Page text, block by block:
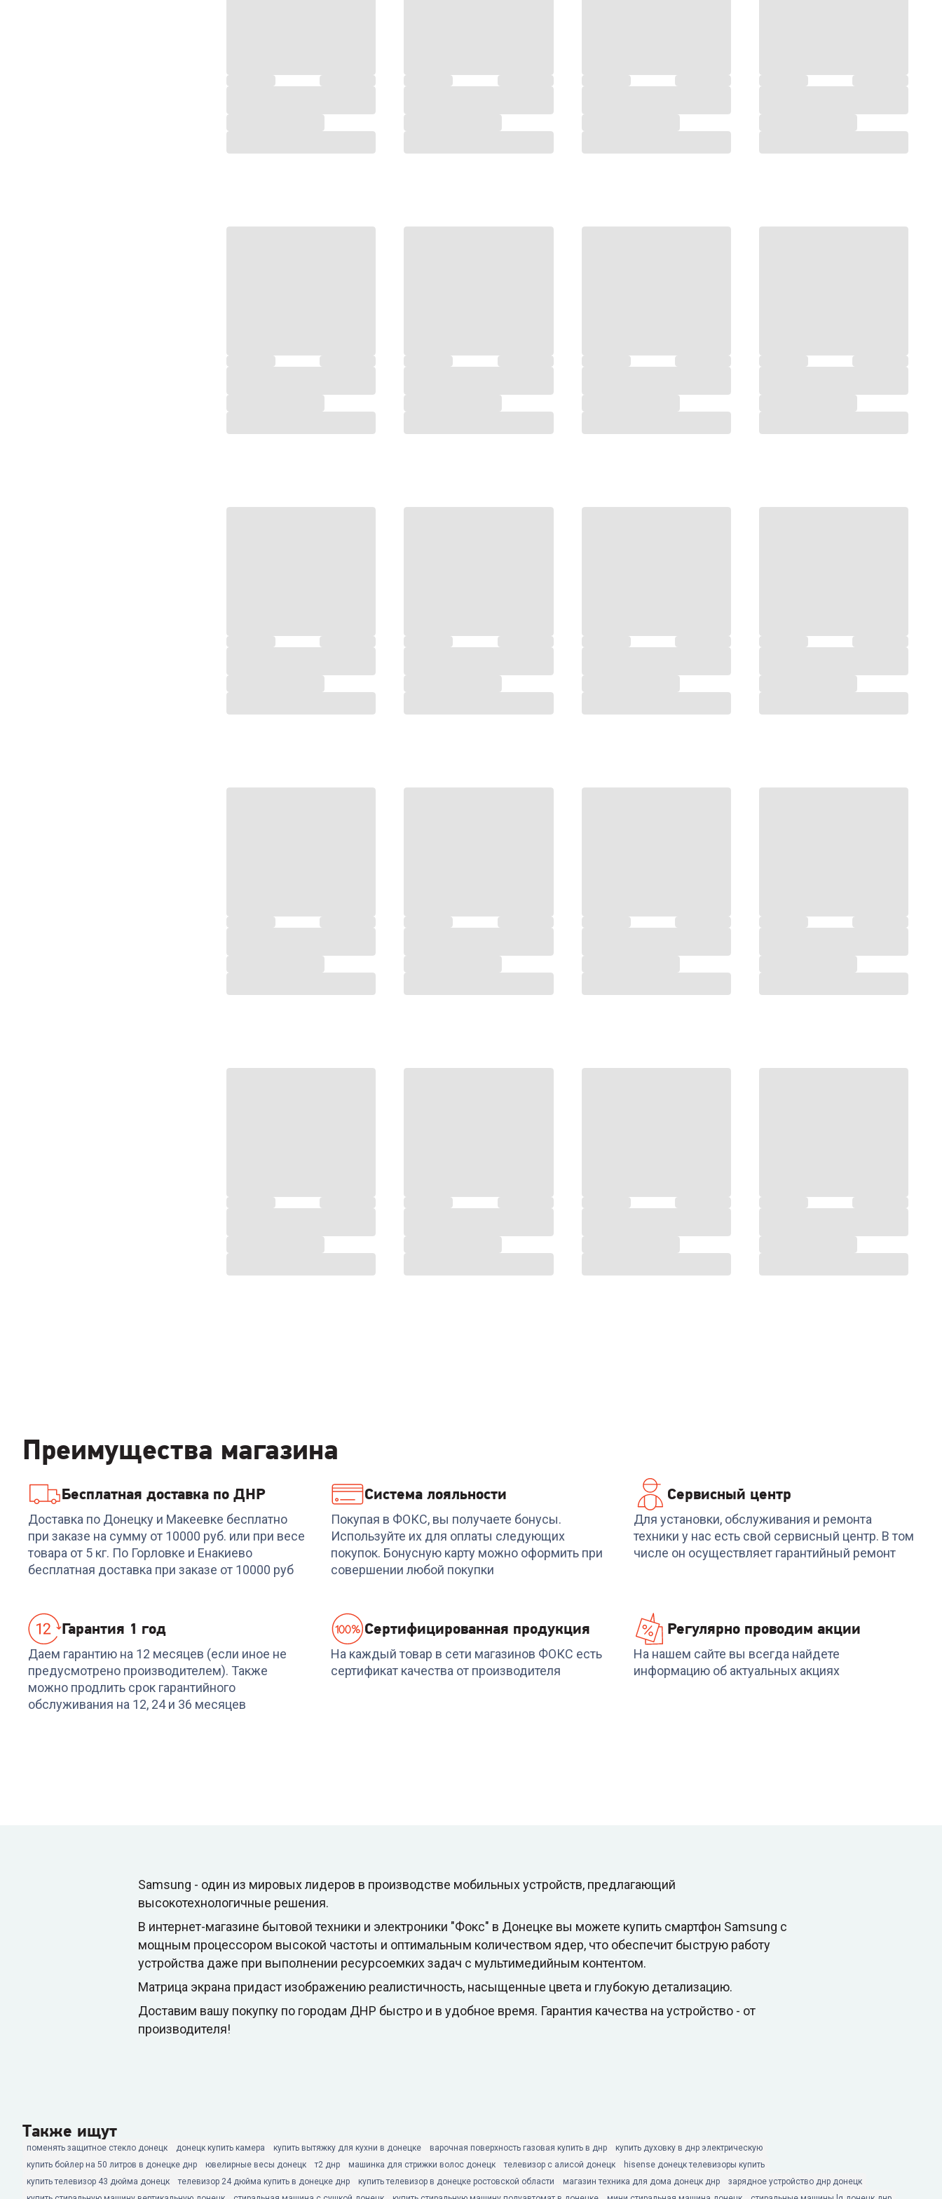
Преимущества магазина
Бесплатная доставка по ДНР
Доставка по Донецку и Макеевке бесплатно
при заказе на сумму от 10000 руб. или при весе
товара от 5 кг. По Горловке и Енакиево
бесплатная доставка при заказе от 10000 руб
Система лояльности
Покупая в ФОКС, вы получаете бонусы.
Используйте их для оплаты следующих
покупок. Бонусную карту можно оформить при
совершении любой покупки
Сервисный центр
Для установки, обслуживания и ремонта
техники у нас есть свой сервисный центр. В том
числе он осуществляет гарантийный ремонт
Гарантия 1 год
Даем гарантию на 12 месяцев (если иное не
предусмотрено производителем). Также
можно продлить срок гарантийного
обслуживания на 12, 24 и 36 месяцев
Cертифицированная продукция
На каждый товар в сети магазинов ФОКС есть
сертификат качества от производителя
Регулярно проводим акции
На нашем сайте вы всегда найдете
информацию об актуальных акциях
Samsung - один из мировых лидеров в производстве мобильных устройств, предлагающий
высокотехнологичные решения.
В интернет-магазине бытовой техники и электроники "Фокс" в Донецке вы можете купить смартфон Samsung с
мощным процессором высокой частоты и оптимальным количеством ядер, что обеспечит быструю работу
устройства даже при выполнении ресурсоемких задач с мультимедийным контентом.
Матрица экрана придаст изображению реалистичность, насыщенные цвета и глубокую детализацию.
Доставим вашу покупку по городам ДНР быстро и в удобное время. Гарантия качества на устройство - от
производителя!
Также ищут
поменять защитное стекло донецк донецк купить камера купить вытяжку для кухни в донецке варочная поверхность газовая купить в днр
купить духовку в днр электрическую
купить бойлер на 50 литров в донецке днр
ювелирные весы донецк т2 днр машинка для стрижки волос донецк телевизор с алисой донецк
hisense донецк телевизоры купить
купить телевизор 43 дюйма донецк
телевизор 24 дюйма купить в донецке днр купить телевизор в донецке ростовской области магазин техника для дома донецк днр
зарядное устройство днр донецк